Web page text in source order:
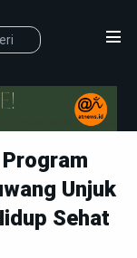
Unjuk
Sehat